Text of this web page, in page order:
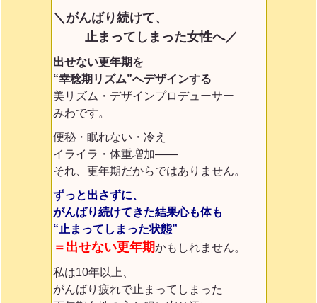
＼がんばり続けて、
止まってしまった女性へ／
出せない更年期を
“幸稔期リズム”へデザインする
美リズム・デザインプロデューサー
みわです。
便秘・眠れない・冷え
イライラ・体重増加——
それ、更年期だからではありません。
ずっと出さずに、
がんばり続けてきた結果心も体も
“止まってしまった状態”
＝出せない更年期かもしれません。
私は10年以上、
がんばり疲れで止まってしまった